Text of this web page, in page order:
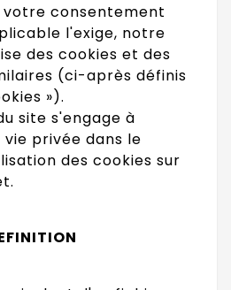
votre consentement
l'exige, notre
des cookies et des
(ci-après définis
»).
site s'engage à
privée dans le
des cookies sur